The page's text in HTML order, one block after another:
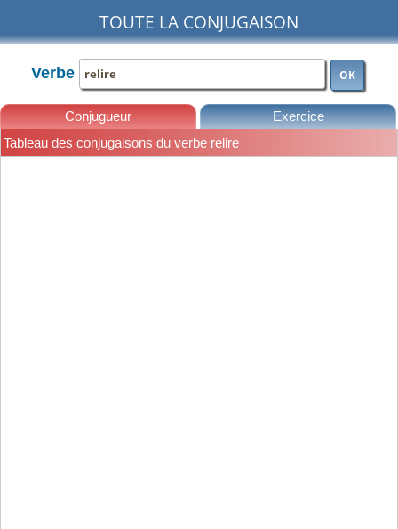
TOUTE LA CONJUGAISON
Verbe OK
Conjugueur Exercice
Tableau des conjugaisons du verbe relire